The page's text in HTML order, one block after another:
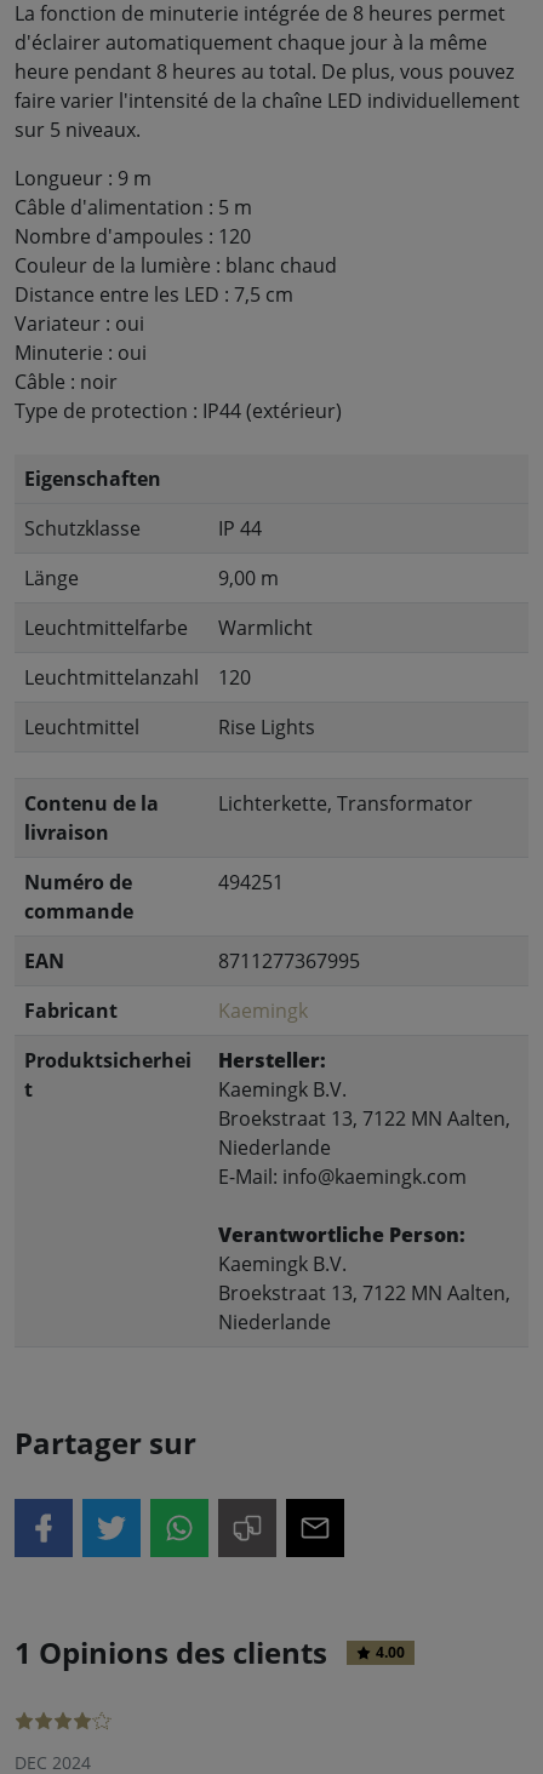
La fonction de minuterie intégrée de 8 heures permet
d'éclairer automatiquement chaque jour à la même
heure pendant 8 heures au total. De plus, vous pouvez
faire varier l'intensité de la chaîne LED individuellement
sur 5 niveaux.
Longueur : 9 m
Câble d'alimentation : 5 m
Nombre d'ampoules : 120
Couleur de la lumière : blanc chaud
Distance entre les LED : 7,5 cm
Variateur : oui
Minuterie : oui
Câble : noir
Type de protection : IP44 (extérieur)
Eigenschaften
Schutzklasse
IP 44
Länge
9,00 m
Leuchtmittelfarbe
Warmlicht
Leuchtmittelanzahl
120
Leuchtmittel
Rise Lights
Contenu de la
livraison
Lichterkette, Transformator
Numéro de
commande
494251
EAN
8711277367995
Fabricant
Kaemingk
Produktsicherhei
t
Hersteller:
Kaemingk B.V.
Broekstraat 13, 7122 MN Aalten,
Niederlande
E-Mail: info@kaemingk.com
Verantwortliche Person:
Kaemingk B.V.
Broekstraat 13, 7122 MN Aalten,
Niederlande
Partager sur
1 Opinions des clients 4.00
DEC 2024